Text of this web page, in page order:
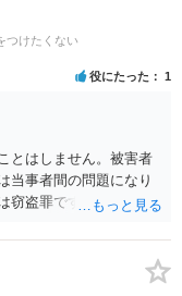
つけたくない
役にたった 1
とはしません。被害者
当事者間の問題になり
窃盗罪ですので、逮捕